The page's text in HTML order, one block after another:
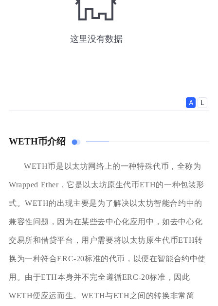
WETH币介绍
WETH币是以太坊网络上的一种特殊代币，全称为
Wrapped Ether，它是以太坊原生代币ETH的一种包装形
式。WETH的出现主要是为了解决以太坊智能合约中的
兼容性问题，因为在某些去中心化应用中，如去中心化
交易所和借贷平台，用户需要将以太坊原生代币ETH转
换为一种符合ERC-20标准的代币，以便在智能合约中使
用。由于ETH本身并不完全遵循ERC-20标准，因此
WETH便应运而生。WETH与ETH之间的转换非常简